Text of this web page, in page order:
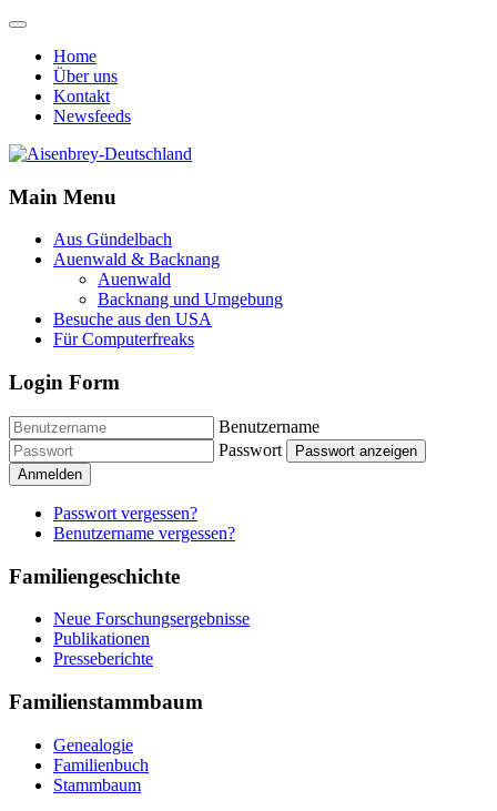
Home
Über uns
Kontakt
Newsfeeds
Main Menu
Aus Gündelbach
Auenwald & Backnang
Auenwald
Backnang und Umgebung
Besuche aus den USA
Für Computerfreaks
Login Form
Benutzername
Passwort
Passwort anzeigen
Anmelden
Passwort vergessen?
Benutzername vergessen?
Familiengeschichte
Neue Forschungsergebnisse
Publikationen
Presseberichte
Familienstammbaum
Genealogie
Familienbuch
Stammbaum